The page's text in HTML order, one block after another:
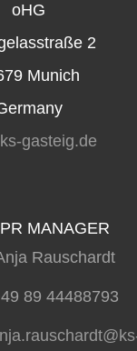
oHG
2
Munich
gasteig.de
PR MANAGER
Rauschardt
89 44488793